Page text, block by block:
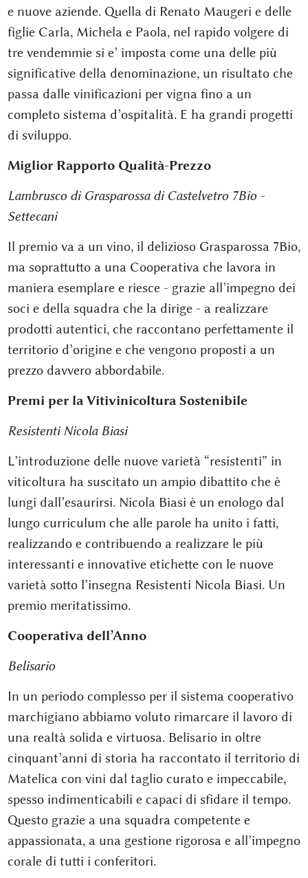
e nuove aziende. Quella di Renato Maugeri e delle
figlie Carla, Michela e Paola, nel rapido volgere di
tre vendemmie si e’ imposta come una delle più
significative della denominazione, un risultato che
passa dalle vinificazioni per vigna fino a un
completo sistema d’ospitalità. E ha grandi progetti
di sviluppo.
Miglior Rapporto Qualità-Prezzo
Lambrusco di Grasparossa di Castelvetro 7Bio -
Settecani
Il premio va a un vino, il delizioso Grasparossa 7Bio,
ma soprattutto a una Cooperativa che lavora in
maniera esemplare e riesce - grazie all’impegno dei
soci e della squadra che la dirige - a realizzare
prodotti autentici, che raccontano perfettamente il
territorio d’origine e che vengono proposti a un
prezzo davvero abbordabile.
Premi per la Vitivinicoltura Sostenibile
Resistenti Nicola Biasi
L’introduzione delle nuove varietà “resistenti” in
viticoltura ha suscitato un ampio dibattito che è
lungi dall’esaurirsi. Nicola Biasi è un enologo dal
lungo curriculum che alle parole ha unito i fatti,
realizzando e contribuendo a realizzare le più
interessanti e innovative etichette con le nuove
varietà sotto l’insegna Resistenti Nicola Biasi. Un
premio meritatissimo.
Cooperativa dell’Anno
Belisario
In un periodo complesso per il sistema cooperativo
marchigiano abbiamo voluto rimarcare il lavoro di
una realtà solida e virtuosa. Belisario in oltre
cinquant’anni di storia ha raccontato il territorio di
Matelica con vini dal taglio curato e impeccabile,
spesso indimenticabili e capaci di sfidare il tempo.
Questo grazie a una squadra competente e
appassionata, a una gestione rigorosa e all’impegno
corale di tutti i conferitori.